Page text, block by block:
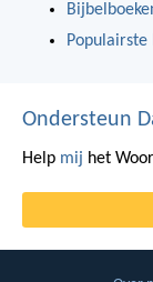
Ondersteun
Help mij het